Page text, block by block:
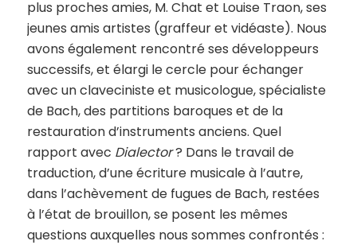
plus proches amies, M. Chat et Louise Traon, ses
jeunes amis artistes (graffeur et vidéaste). Nous
avons également rencontré ses développeurs
successifs, et élargi le cercle pour échanger
avec un claveciniste et musicologue, spécialiste
de Bach, des partitions baroques et de la
restauration d’instruments anciens. Quel
rapport avec Dialector? Dans le travail de
traduction, d’une écriture musicale à l’autre,
dans l’achèvement de fugues de Bach, restées
à l’état de brouillon, se posent les mêmes
questions auxquelles nous sommes confrontés :